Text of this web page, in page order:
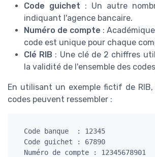
Code guichet : Un autre
indiquant l'agence bancaire.
Numéro de compte :
code est unique pour chaque
Clé RIB : Une clé de 2 chiffres
la validité de l'ensemble des
En utilisant un exemple fictif de
codes peuvent ressembler :
  Code banque  : 12345
  Code guichet : 67890
  Numéro de compte : 12345678901